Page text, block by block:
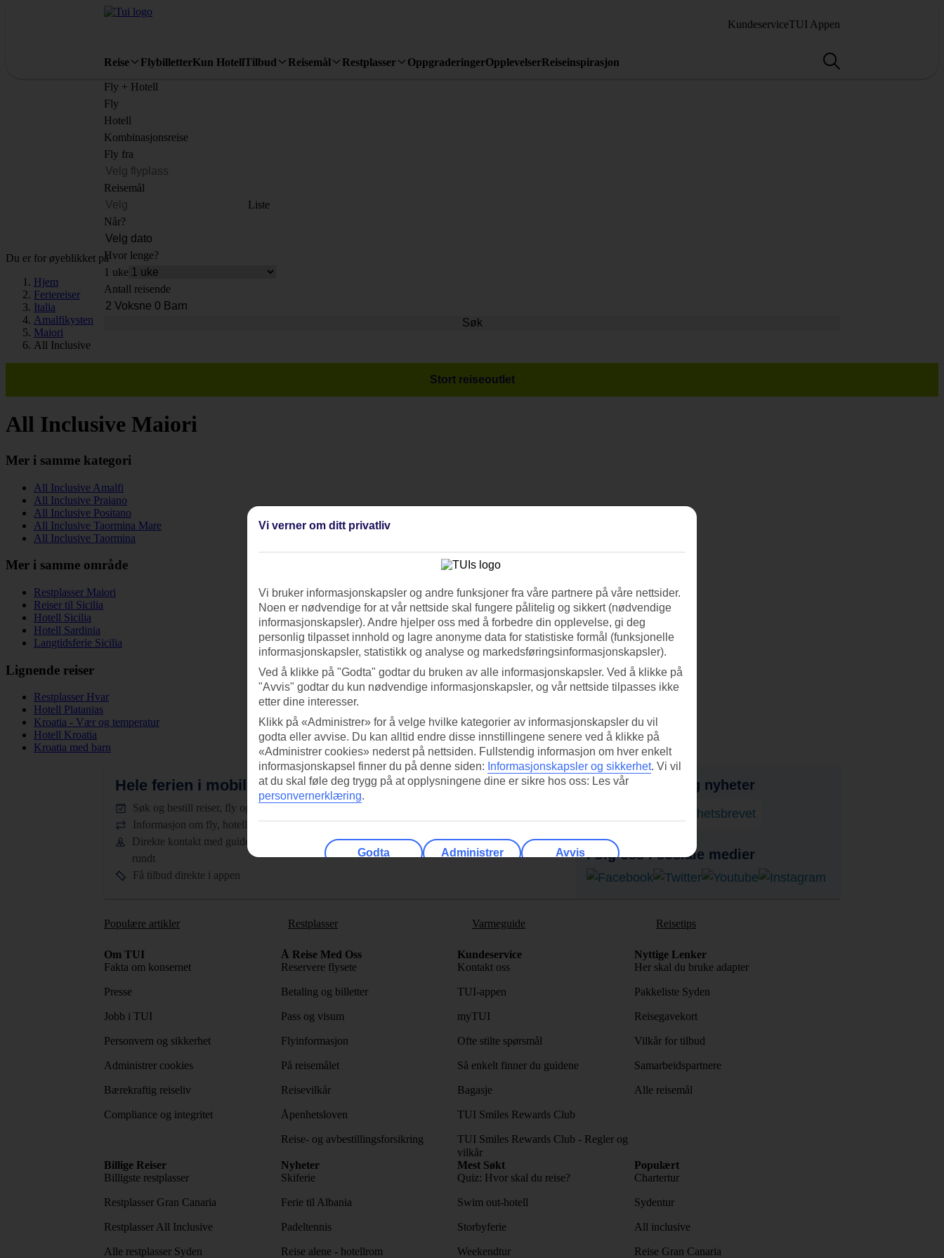
KundeserviceTUI Appen
Reise FlybilletterKun HotellTilbud Reisemål Restplasser OppgraderingerOpplevelserReiseinspirasjon
Fly + Hotell
Fly
Hotell
Kombinasjonsreise
Fly fra
Reisemål
Liste
Når?
Hvor lenge?
1 uke
Antall reisende
Søk
Du er for øyeblikket på
Hjem
Feriereiser
Italia
Amalfikysten
Maiori
All Inclusive
Stort reiseoutlet
All Inclusive Maiori
Mer i samme kategori
All Inclusive Amalfi
All Inclusive Praiano
All Inclusive Positano
All Inclusive Taormina Mare
All Inclusive Taormina
Mer i samme område
Restplasser Maiori
Reiser til Sicilia
Hotell Sicilia
Hotell Sardinia
Langtidsferie Sicilia
Lignende reiser
Restplasser Hvar
Hotell Platanias
Kroatia - Vær og temperatur
Hotell Kroatia
Kroatia med barn
Hele ferien i mobilen.Last ned TUI-appen i dag!
Søk og bestill reiser, fly og hotell
Informasjon om fly, hotell og transfer
Direkte kontakt med guidene døgnet
rundt
Få tilbud direkte i appen
mobilkameraet ditt for å laste ned
appen.
Få tilbud, tips og nyheter
Abonner på nyhetsbrevet
Følg oss i sosiale medier
Populære artikler Restplasser Varmeguide Reisetips
Om TUI
Fakta om konsernet
Presse
Jobb i TUI
Personvern og sikkerhet
Administrer cookies
Bærekraftig reiseliv
Compliance og integritet
Å Reise Med Oss
Reservere flysete
Betaling og billetter
Pass og visum
Flyinformasjon
På reisemålet
Reisevilkår
Åpenhetsloven
Reise- og avbestillingsforsikring
Kundeservice
Kontakt oss
TUI-appen
myTUI
Ofte stilte spørsmål
Så enkelt finner du guidene
Bagasje
TUI Smiles Rewards Club
TUI Smiles Rewards Club - Regler og
vilkår
Nyttige Lenker
Her skal du bruke adapter
Pakkeliste Syden
Reisegavekort
Vilkår for tilbud
Samarbeidspartnere
Alle reisemål
Billige Reiser
Billigste restplasser
Restplasser Gran Canaria
Restplasser All Inclusive
Alle restplasser Syden
Nyheter
Skiferie
Ferie til Albania
Padeltennis
Reise alene - hotellrom
Mest Søkt
Quiz: Hvor skal du reise?
Swim out-hotell
Storbyferie
Weekendtur
Populært
Chartertur
Sydentur
All inclusive
Reise Gran Canaria
Vi verner om ditt privatliv
Vi bruker informasjonskapsler og andre funksjoner fra våre partnere på våre nettsider.
Noen er nødvendige for at vår nettside skal fungere pålitelig og sikkert (nødvendige
informasjonskapsler). Andre hjelper oss med å forbedre din opplevelse, gi deg
personlig tilpasset innhold og lagre anonyme data for statistiske formål (funksjonelle
informasjonskapsler, statistikk og analyse og markedsføringsinformasjonskapsler).
Ved å klikke på "Godta" godtar du bruken av alle informasjonskapsler. Ved å klikke på
"Avvis" godtar du kun nødvendige informasjonskapsler, og vår nettside tilpasses ikke
etter dine interesser.
Klikk på «Administrer» for å velge hvilke kategorier av informasjonskapsler du vil
godta eller avvise. Du kan alltid endre disse innstillingene senere ved å klikke på
«Administrer cookies» nederst på nettsiden. Fullstendig informasjon om hver enkelt
informasjonskapsel finner du på denne siden: Informasjonskapsler og sikkerhet. Vi vil
at du skal føle deg trygg på at opplysningene dine er sikre hos oss: Les vår
personvernerklæring.
Godta Administrer Avvis